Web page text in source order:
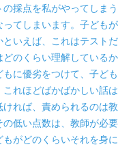
採点を私がやってしまう
てしまいます。子どもが
いえば、これはテストだ
のくらい理解しているか
に優劣をつけて、子ども
れほどばかばかしい話は
れば、責められるのは教
低い点数は、教師が必要
がどのくらいそれを身に